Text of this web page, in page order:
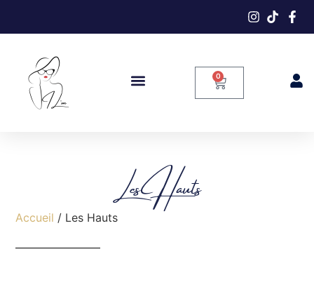
0
Les Hauts
Accueil / Les Hauts